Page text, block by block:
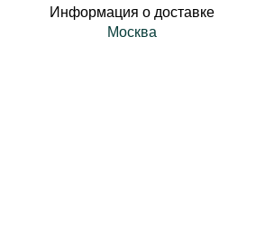
Информация о доставке
Москва